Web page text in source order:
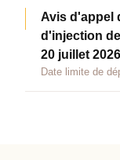
Avis d'appel
d'injection
20 juillet 2026
Date limite de